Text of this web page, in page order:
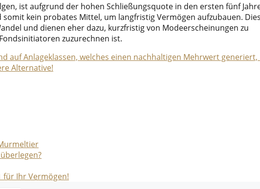
ist aufgrund der hohen Schließungsquote in den ersten fünf
kein probates Mittel, um langfristig Vermögen aufzubauen.
und dienen eher dazu, kurzfristig von Modeerscheinungen zu
zuzurechnen ist.
auf Anlageklassen, welches einen nachhaltigen Mehrwert generiert,
Alternative!
für Ihr Vermögen!